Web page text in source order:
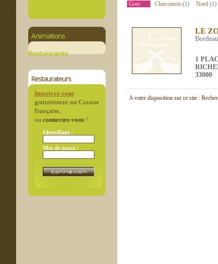
Animations
Restaurants
Restaurateurs
Inscrivez vous
gratuitement sur Cuisine
Française,
ou connectez-vous!
Identifiant :
Mot de passe :
Grec (1) Charcuterie(1) Nord (1)
LE
1
33000
A votre disposition sur ce site :